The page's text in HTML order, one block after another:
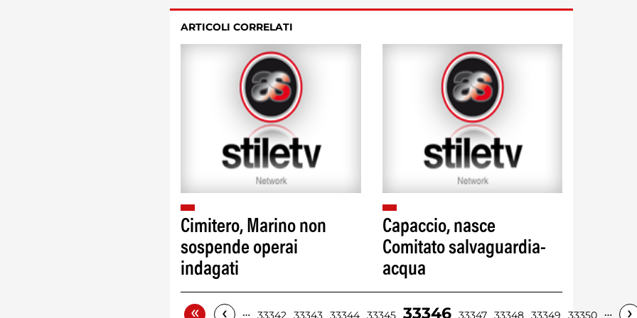
ARTICOLI CORRELATI
Cimitero, Marino non
sospende operai
indagati
Capaccio, nasce
Comitato salvaguardia-
acqua
« ‹ … 33342 33343 33344 33345 33346 33347 33348 33349 33350 … ›